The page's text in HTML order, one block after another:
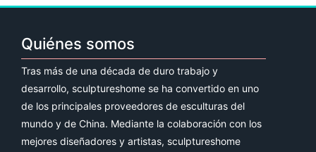
Quiénes somos
Tras más de una década de duro trabajo y
desarrollo, sculptureshome se ha convertido en uno
de los principales proveedores de esculturas del
mundo y de China. Mediante la colaboración con los
mejores diseñadores y artistas, sculptureshome